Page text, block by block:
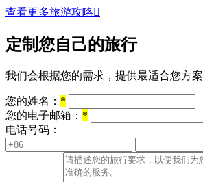
查看更多旅游攻略
定制您自己的旅行
我们会根据您的需求，提供最适合您方案
您的姓名： *
您的电子邮箱： *
电话号码：